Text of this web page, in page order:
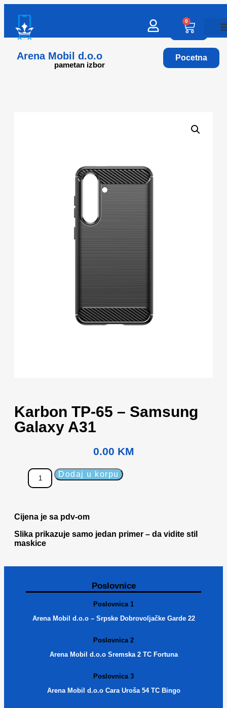
Arena Mobil d.o.o
pametan izbor
0
Pocetna
Karbon TP-65 – Samsung
Galaxy A31
0.00 KM
Dodaj u korpu
Cijena je sa pdv-om
Slika prikazuje samo jedan primer – da vidite stil
maskice
Poslovnice
Poslovnica 1
Arena Mobil d.o.o – Srpske Dobrovoljačke Garde 22
Poslovnica 2
Arena Mobil d.o.o Sremska 2 TC Fortuna
Poslovnica 3
Arena Mobil d.o.o Cara Uroša 54 TC Bingo